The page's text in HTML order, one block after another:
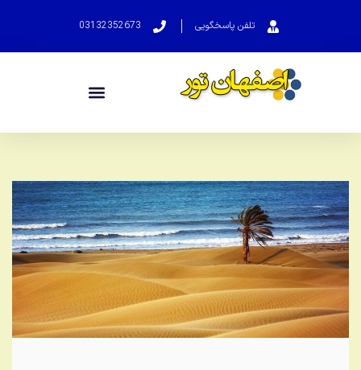
تلفن پاسخگویی 03132352673